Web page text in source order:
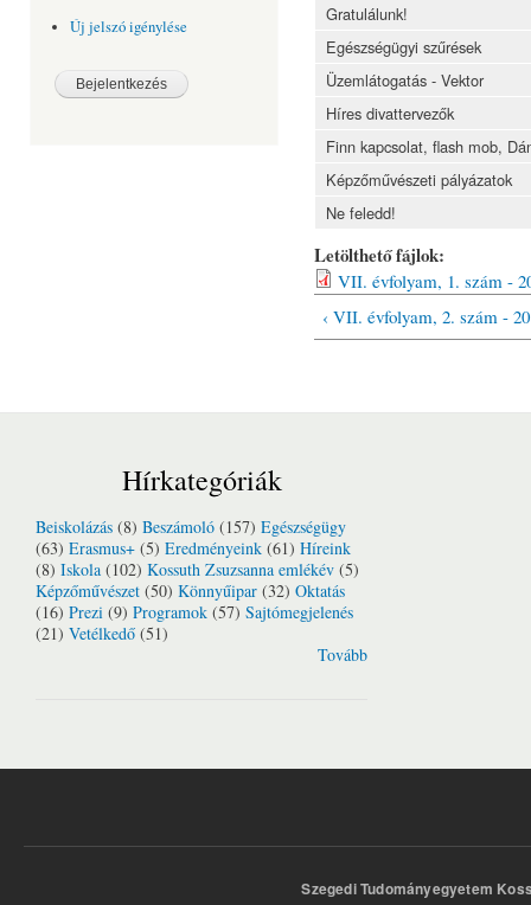
Új jelszó igénylése
Gratulálunk!
Egészségügyi szűrések
Üzemlátogatás - Vektor
Híres divattervezők
Finn kapcsolat, flash mob,
Képzőművészeti pályázatok
Ne feledd!
Letölthető fájlok:
VII. évfolyam, 1. szám -
‹ VII. évfolyam, 2. szám -
Hírkategóriák
Beiskolázás (8) Beszámoló (157) Egészségügy
(63) Erasmus+ (5) Eredményeink (61) Híreink
(8) Iskola (102) Kossuth Zsuzsanna emlékév (5)
Képzőművészet (50) Könnyűipar (32) Oktatás
(16) Prezi (9) Programok (57) Sajtómegjelenés
(21) Vetélkedő (51)
Tovább
Szegedi Tudományegyetem